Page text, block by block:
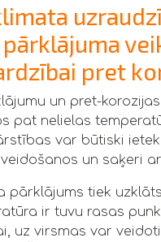
pret
un pret-
pat nelielas
var būtiski
un saķeri
pārklājums tiek
ir tuvu rasas
uz virsmas var